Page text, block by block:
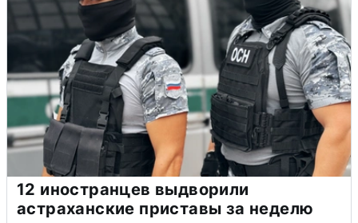
12 иностранцев выдворили
астраханские приставы за неделю